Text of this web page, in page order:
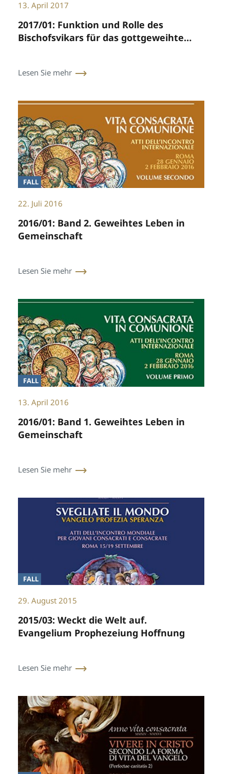
13. April 2017
2017/01: Funktion und Rolle des
Bischofsvikars für das gottgeweihte
Lesen Sie mehr
FALL
22. Juli 2016
2016/01: Band 2. Geweihtes Leben in
Gemeinschaft
Lesen Sie mehr
FALL
13. April 2016
2016/01: Band 1. Geweihtes Leben in
Gemeinschaft
Lesen Sie mehr
FALL
29. August 2015
2015/03: Weckt die Welt auf.
Evangelium Prophezeiung Hoffnung
Lesen Sie mehr